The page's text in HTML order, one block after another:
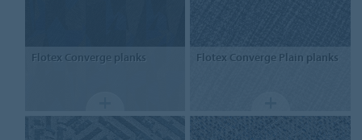
Flotex Converge planks Flotex Converge Plain planks